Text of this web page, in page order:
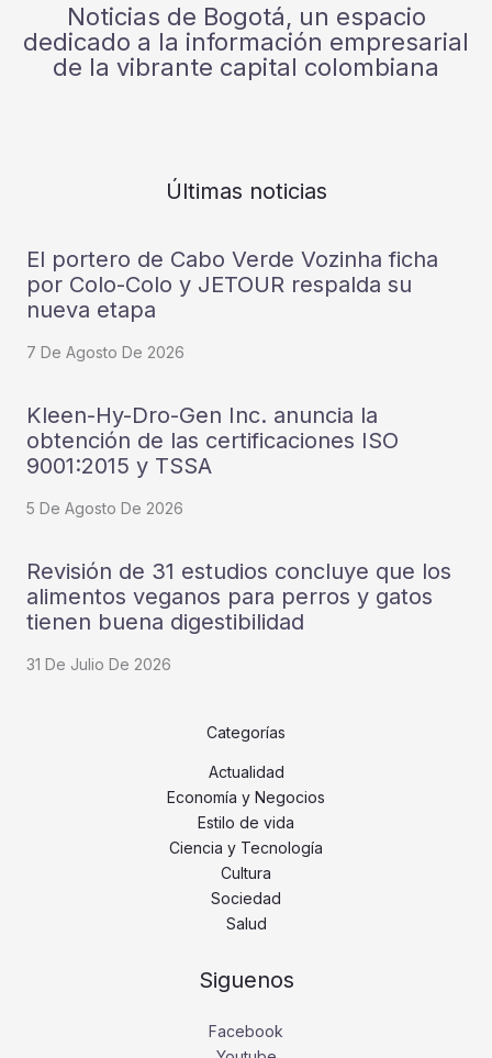
Noticias de Bogotá, un espacio
dedicado a la información empresarial
de la vibrante capital colombiana
Últimas noticias
El portero de Cabo Verde Vozinha ficha
por Colo-Colo y JETOUR respalda su
nueva etapa
7 De Agosto De 2026
Kleen-Hy-Dro-Gen Inc. anuncia la
obtención de las certificaciones ISO
9001:2015 y TSSA
5 De Agosto De 2026
Revisión de 31 estudios concluye que los
alimentos veganos para perros y gatos
tienen buena digestibilidad
31 De Julio De 2026
Categorías
Actualidad
Economía y Negocios
Estilo de vida
Ciencia y Tecnología
Cultura
Sociedad
Salud
Siguenos
Facebook